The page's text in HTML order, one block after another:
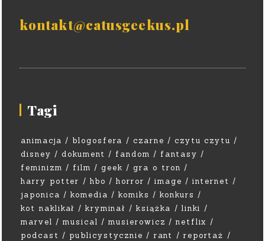
kontakt@catusgeekus.pl
Tagi
animacja blogosfera czarne
czytu czytu
disney
dokument fandom
fantasy
feminizm
film geek
gra o tron
harry potter
hbo horror image
internet
japonica
komedia komiks
konkurs
kot naklikał
kryminał książka
linki
marvel
musical musierowicz
netflix
podcast
publicystycznie rant
reportaż